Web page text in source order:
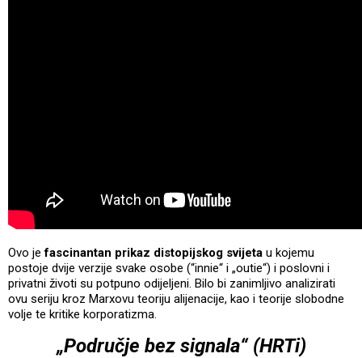
Ovo jefascinantan prikaz distopijskog svijeta u kojemu
postoje dvije verzije svake osobe (“innie“ i „outie“) i poslovni i
privatni životi su potpuno odijeljeni. Bilo bi zanimljivo analizirati
ovu seriju kroz Marxovu teoriju alijenacije, kao i teorije slobodne
volje te kritike korporatizma.
„Područje bez signala“ (HRTi)